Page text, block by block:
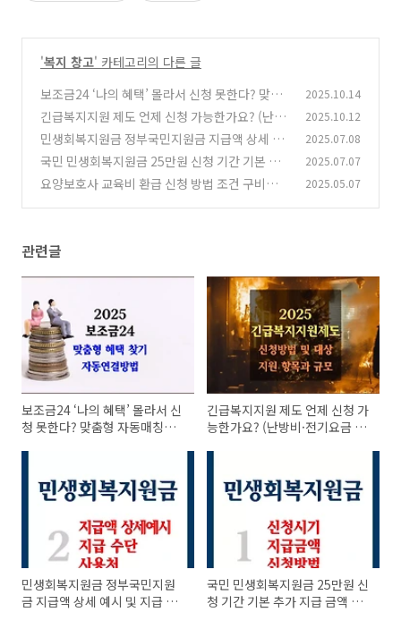
'복지 창고' 카테고리의 다른 글
보조금24 ‘나의 혜택’ 몰라서 신청 못한다? 맞춤
형 자동매칭으로 해결!
(0)
2025.10.14
긴급복지지원 제도 언제 신청 가능한가요? (난방
비·전기요금 등 위기 가정 지원) (0)
2025.10.12
민생회복지원금 정부국민지원금 지급액 상세 예
시 및 지급 방식 사용처 (2)
2025.07.08
국민 민생회복지원금 25만원 신청 기간 기본 추
가 지급 금액 및 신청 방법
(1)
2025.07.07
요양보호사 교육비 환급 신청 방법 조건 구비서류
2025.05.07
관련글
보조금24 ‘나의 혜택’ 몰라서 신
청 못한다? 맞춤형 자동매칭으
긴급복지지원 제도 언제 신청 가
능한가요? (난방비·전기요금 등
민생회복지원금 정부국민지원
금 지급액 상세 예시 및 지급 방
국민 민생회복지원금 25만원 신
청 기간 기본 추가 지급 금액 및